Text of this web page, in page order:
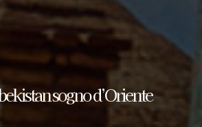
sogno d’Oriente